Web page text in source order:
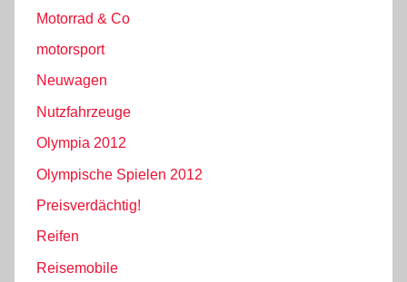
Motorrad & Co
motorsport
Neuwagen
Nutzfahrzeuge
Olympia 2012
Olympische Spielen 2012
Preisverdächtig!
Reifen
Reisemobile